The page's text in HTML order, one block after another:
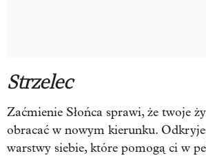
Strzelec
Zaćmienie Słońca sprawi, że twoje
obracać w nowym kierunku.
warstwy siebie, które pomogą ci w